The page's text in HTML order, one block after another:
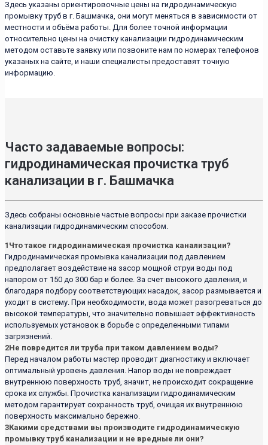
Здесь указаны ориентировочные цены на гидродинамическую
промывку труб в г. Башмачка, они могут меняться в зависимости от
местности и объёма работы. Для более точной информации
относительно цены на очистку канализации гидродинамическим
методом оставьте заявку или позвоните нам по номерах телефонов
указаных на сайте, и наши специалисты предоставят точную
информацию.
Часто задаваемые вопросы:
гидродинамическая прочистка труб
канализации в г. Башмачка
Здесь собраны основные частые вопросы при заказе прочистки
канализации гидродинамическим способом.
1 Что такое гидродинамическая прочистка канализации?
Гидродинамическая промывка канализации под давлением
предполагает воздействие на засор мощной струи воды под
напором от 150 до 300 бар и более. За счет высокого давления, и
благодаря подбору соответствующих насадок, засор размывается и
уходит в систему. При необходимости, вода может разогреваться до
высокой температуры, что значительно повышает эффективность
используемых установок в борьбе с определенными типами
загрязнений.
2Не повредится ли труба при таком давлением воды?
Перед началом работы мастер проводит диагностику и включает
оптимальный уровень давления. Напор воды не повреждает
внутреннюю поверхность труб, значит, не происходит сокращение
срока их службы. Прочистка канализации гидродинамическим
методом гарантирует сохранность труб, очищая их внутреннюю
поверхность максимально бережно.
3Какими средствами вы производите гидродинамическую
промывку труб канализации и не вредные ли они?